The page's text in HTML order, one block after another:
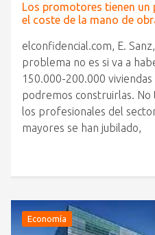
Los promotores tienen un
el coste de la mano de
elconfidencial.com, E.
problema no es si va a
150.000-200.000
podremos construirlas.
los profesionales del
mayores se han jubilado,
Economía